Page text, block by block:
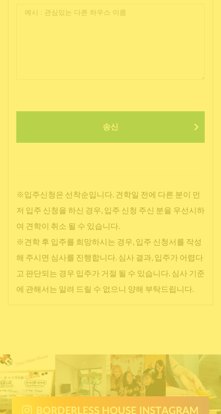
송신
※입주신청은 선착순입니다. 견학일 전에 다른 분이 먼
저 입주 신청을 하신 경우, 입주 신청 주신 분을 우선시하
여 견학이 취소 될 수 있습니다.
※견학 후 입주를 희망하시는 경우, 입주 신청서를 작성
해 주시면 심사를 진행합니다. 심사 결과, 입주가 어렵다
고 판단되는 경우 입주가 거절 될 수 있습니다. 심사 기준
에 관해서는 알려 드릴 수 없으니 양해 부탁드립니다.